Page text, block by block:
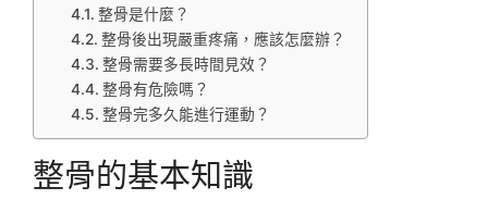
整骨是什麼？
整骨後出現嚴重疼痛，應該怎麼辦？
整骨需要多長時間見效？
整骨有危險嗎？
整骨完多久能進行運動？
整骨的基本知識